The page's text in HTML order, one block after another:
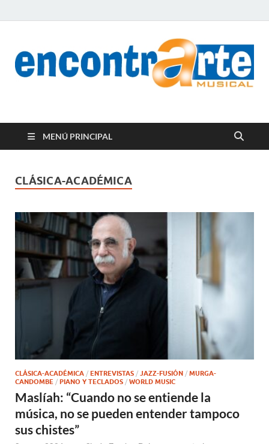
encontrArte Musical
MENÚ PRINCIPAL
CLÁSICA-ACADÉMICA
CLÁSICA-ACADÉMICA / ENTREVISTAS / JAZZ-FUSIÓN / MURGA-
CANDOMBE / PIANO Y TECLADOS / WORLD MUSIC
Maslíah: “Cuando no se entiende la
música, no se pueden entender tampoco
sus chistes”